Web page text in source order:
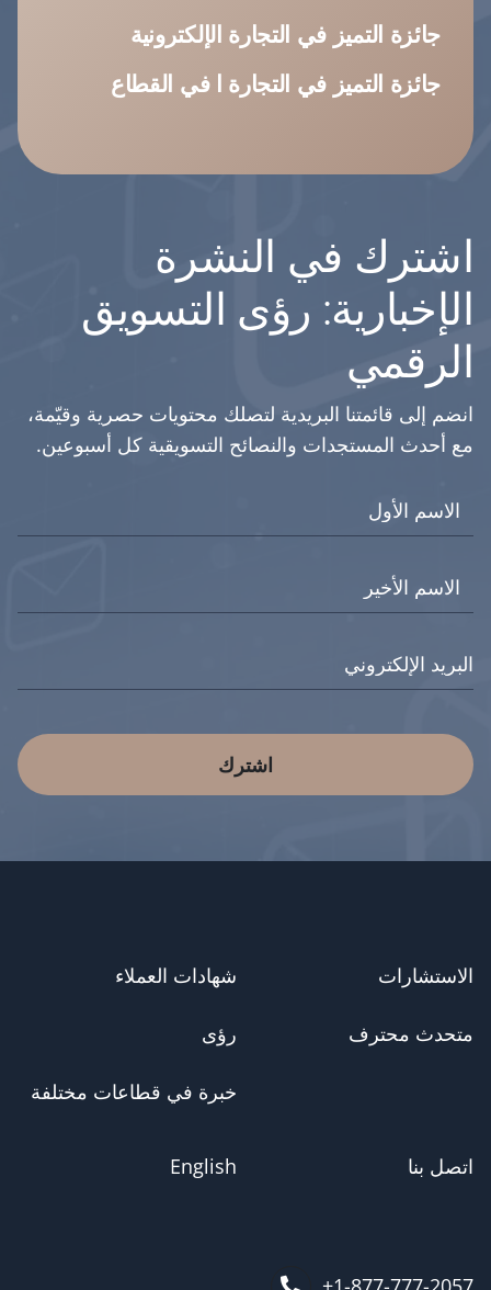
جائزة التميز في التجارة الإلكترونية
جائزة التميز في التجارة ا في القطاع
اشترك في النشرة
الإخبارية: رؤى التسويق
الرقمي
انضم إلى قائمتنا البريدية لتصلك محتويات حصرية وقيّمة،
مع أحدث المستجدات والنصائح التسويقية كل أسبوعين.
اشترك
الاستشارات
متحدث محترف
شهادات العملاء
رؤى
خبرة في قطاعات مختلفة
اتصل بنا English